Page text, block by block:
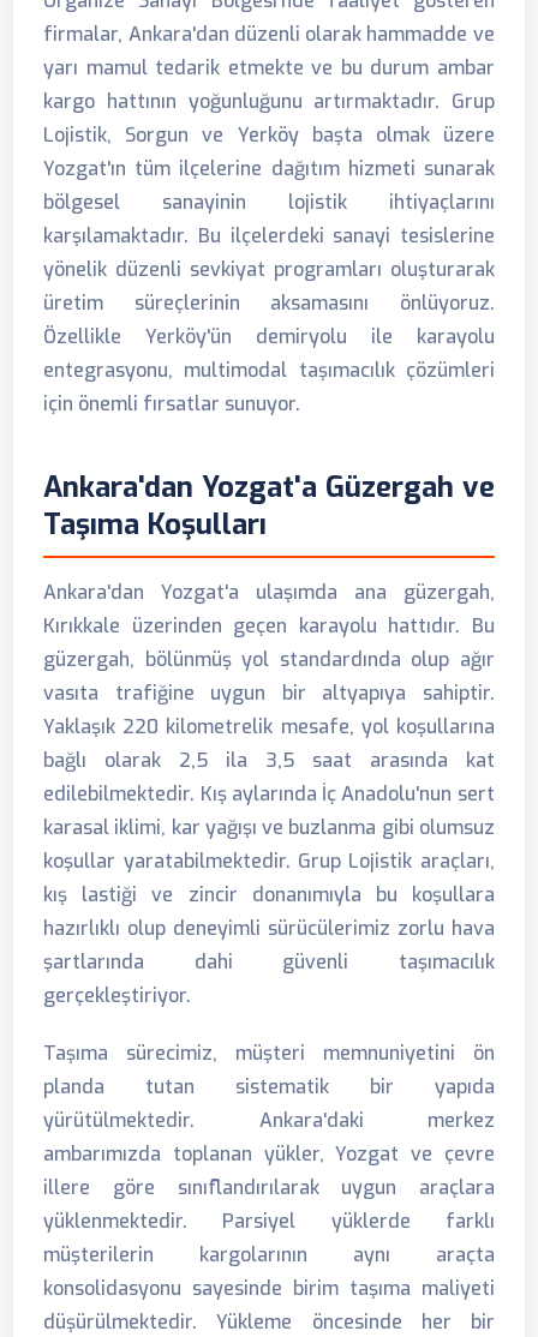
firmalar, Ankara'dan düzenli olarak hammadde ve
yarı mamul tedarik etmekte ve bu durum ambar
kargo hattının yoğunluğunu artırmaktadır. Grup
Lojistik, Sorgun ve Yerköy başta olmak üzere
Yozgat'ın tüm ilçelerine dağıtım hizmeti sunarak
bölgesel sanayinin lojistik ihtiyaçlarını
karşılamaktadır. Bu ilçelerdeki sanayi tesislerine
yönelik düzenli sevkiyat programları oluşturarak
üretim süreçlerinin aksamasını önlüyoruz.
Özellikle Yerköy'ün demiryolu ile karayolu
entegrasyonu, multimodal taşımacılık çözümleri
için önemli fırsatlar sunuyor.
Ankara'dan Yozgat'a Güzergah ve
Taşıma Koşulları
Ankara'dan Yozgat'a ulaşımda ana güzergah,
Kırıkkale üzerinden geçen karayolu hattıdır. Bu
güzergah, bölünmüş yol standardında olup ağır
vasıta trafiğine uygun bir altyapıya sahiptir.
Yaklaşık 220 kilometrelik mesafe, yol koşullarına
bağlı olarak 2,5 ila 3,5 saat arasında kat
edilebilmektedir. Kış aylarında İç Anadolu'nun sert
karasal iklimi, kar yağışı ve buzlanma gibi olumsuz
koşullar yaratabilmektedir. Grup Lojistik araçları,
kış lastiği ve zincir donanımıyla bu koşullara
hazırlıklı olup deneyimli sürücülerimiz zorlu hava
şartlarında dahi güvenli taşımacılık
gerçekleştiriyor.
Taşıma sürecimiz, müşteri memnuniyetini ön
planda tutan sistematik bir yapıda
yürütülmektedir. Ankara'daki merkez
ambarımızda toplanan yükler, Yozgat ve çevre
illere göre sınıflandırılarak uygun araçlara
yüklenmektedir. Parsiyel yüklerde farklı
müşterilerin kargolarının aynı araçta
konsolidasyonu sayesinde birim taşıma maliyeti
düşürülmektedir. Yükleme öncesinde her bir